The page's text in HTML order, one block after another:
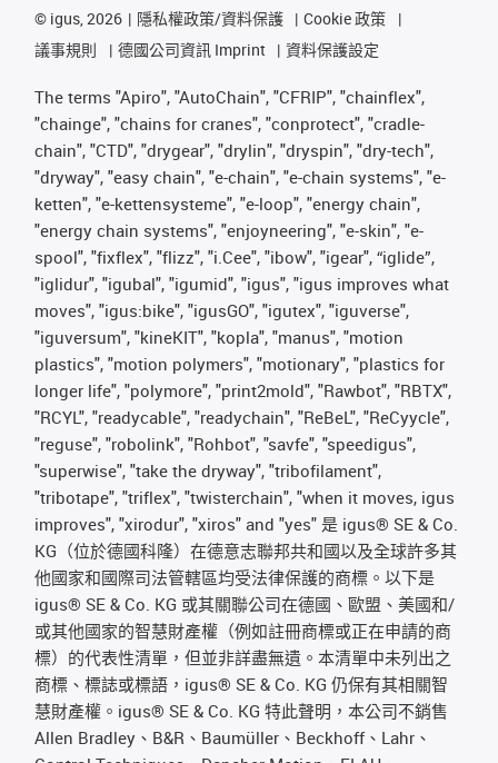
© igus, 2026 隱私權政策/資料保護
Cookie 政策
議事規則
德國公司資訊 Imprint 資料保護設定
The terms "Apiro", "AutoChain", "CFRIP", "chainflex",
"chainge", "chains for cranes", "conprotect", "cradle-
chain", "CTD", "drygear", "drylin", "dryspin", "dry-tech",
"dryway", "easy chain", "e-chain", "e-chain systems", "e-
ketten", "e-kettensysteme", "e-loop", "energy chain",
"energy chain systems", "enjoyneering", "e-skin", "e-
spool", "fixflex", "flizz", "i.Cee", "ibow", "igear", “iglide”,
"iglidur", "igubal", "igumid", "igus", "igus improves what
moves", "igus:bike", "igusGO", "igutex", "iguverse",
"iguversum", "kineKIT", "kopla", "manus", "motion
plastics", "motion polymers", "motionary", "plastics for
longer life", "polymore", "print2mold", "Rawbot", "RBTX",
"RCYL", "readycable", "readychain", "ReBeL", "ReCyycle",
"reguse", "robolink", "Rohbot", "savfe", "speedigus",
"superwise", "take the dryway", "tribofilament",
"tribotape", "triflex", "twisterchain", "when it moves, igus
improves", "xirodur", "xiros" and "yes" 是 igus® SE & Co.
KG（位於德國科隆）在德意志聯邦共和國以及全球許多其
他國家和國際司法管轄區均受法律保護的商標。以下是
igus® SE & Co. KG 或其關聯公司在德國、歐盟、美國和/
或其他國家的智慧財產權（例如註冊商標或正在申請的商
標）的代表性清單，但並非詳盡無遺。本清單中未列出之
商標、標誌或標語，igus® SE & Co. KG 仍保有其相關智
慧財產權。igus® SE & Co. KG 特此聲明，本公司不銷售
Allen Bradley、B&R、Baumüller、Beckhoff、Lahr、